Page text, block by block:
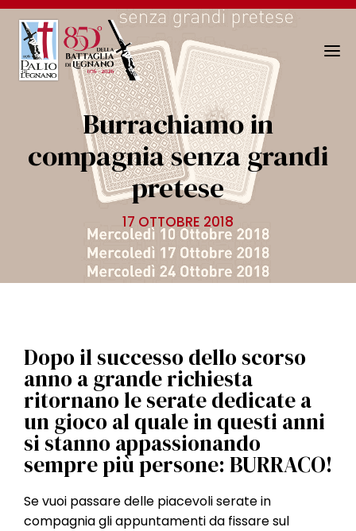
N
Burrachiamo in
compagnia senza grandi
pretese
17 OTTOBRE 2018
Dopo il successo dello scorso
anno a grande richiesta
ritornano le serate dedicate a
un gioco al quale in questi anni
si stanno appassionando
sempre più persone: BURRACO!
Se vuoi passare delle piacevoli serate in
compagnia gli appuntamenti da fissare sul